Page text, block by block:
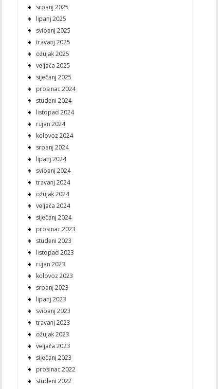
srpanj 2025
lipanj 2025
svibanj 2025
travanj 2025
ožujak 2025
veljača 2025
siječanj 2025
prosinac 2024
studeni 2024
listopad 2024
rujan 2024
kolovoz 2024
srpanj 2024
lipanj 2024
svibanj 2024
travanj 2024
ožujak 2024
veljača 2024
siječanj 2024
prosinac 2023
studeni 2023
listopad 2023
rujan 2023
kolovoz 2023
srpanj 2023
lipanj 2023
svibanj 2023
travanj 2023
ožujak 2023
veljača 2023
siječanj 2023
prosinac 2022
studeni 2022